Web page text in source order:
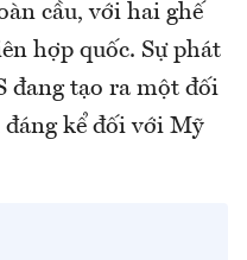
cầu, với hai ghế
hợp quốc. Sự phát
đang tạo ra một đối
kể đối với Mỹ